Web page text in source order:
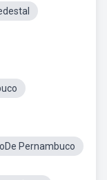
Pernambuco